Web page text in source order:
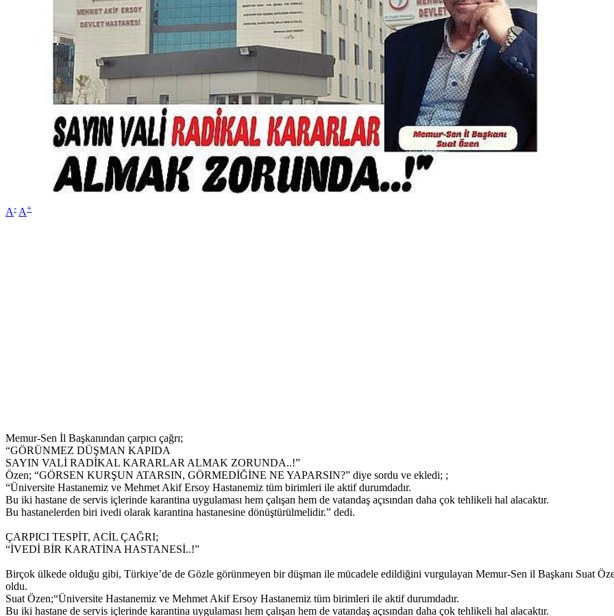
A- A+
Memur-Sen İl Başkanından çarpıcı çağrı;
“GÖRÜNMEZ DÜŞMAN KAPIDA
SAYIN VALİ RADİKAL KARARLAR ALMAK ZORUNDA..!”
Özen; “GÖRSEN KURŞUN ATARSIN, GÖRMEDİĞİNE NE YAPARSIN?” diye sordu ve ekledi; ;
“Üniversite Hastanemiz ve Mehmet Akif Ersoy Hastanemiz tüm birimleri ile aktif durumdadır.
Bu iki hastane de servis içlerinde karantina uygulaması hem çalışan hem de vatandaş açısından daha çok tehlikeli hal alacaktır.
Bu hastanelerden biri ivedi olarak karantina hastanesine dönüştürülmelidir.” dedi.
ÇARPICI TESPİT, ACİL ÇAĞRI;
“İVEDİ BİR KARATİNA HASTANESİ..!”
Birçok ülkede olduğu gibi, Türkiye’de de Gözle görünmeyen bir düşman ile mücadele edildiğini vurgulayan Memur-Sen il Başkanı Suat
oldu.
Suat Özen;“Üniversite Hastanemiz ve Mehmet Akif Ersoy Hastanemiz tüm birimleri ile aktif durumdadır.
Bu iki hastane de servis içlerinde karantina uygulaması hem çalışan hem de vatandaş açısından daha çok tehlikeli hal alacaktır.